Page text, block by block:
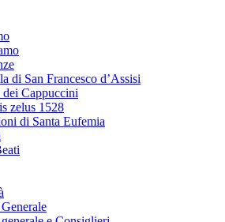
di San Francesco d’Assisi
dei Cappuccini
zelus 1528
di Santa Eufemia